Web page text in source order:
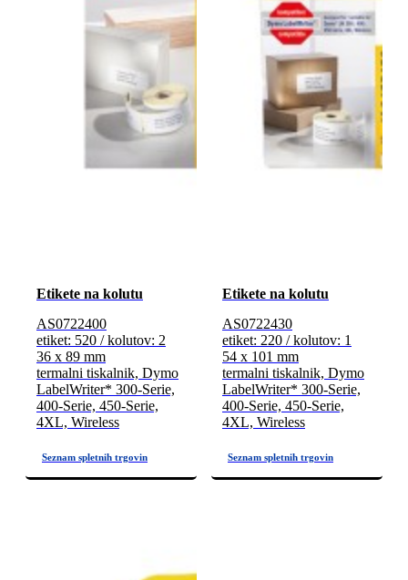
Etikete na kolutu
AS0722400
etiket: 520 / kolutov: 2
36 x 89 mm
termalni tiskalnik, Dymo
LabelWriter* 300-Serie,
400-Serie, 450-Serie,
4XL, Wireless
Etikete na kolutu
AS0722430
etiket: 220 / kolutov: 1
54 x 101 mm
termalni tiskalnik, Dymo
LabelWriter* 300-Serie,
400-Serie, 450-Serie,
4XL, Wireless